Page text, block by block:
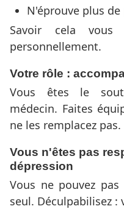
N'éprouve plus
Savoir cela
personnellement.
Votre rôle :
Vous êtes le
médecin. Faites
ne les remplacez pas.
Vous n'êtes pas
dépression
Vous ne pouvez
seul. Déculpabilisez :